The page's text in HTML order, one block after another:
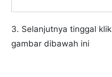
3. Selanjutnya tinggal klik
gambar dibawah ini